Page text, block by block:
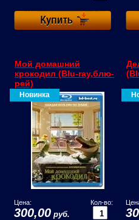
Мой домашний
крокодил (Blu-ray,блю-
рей)
Новинка
Цена:
300,00 руб.
Кол-во: